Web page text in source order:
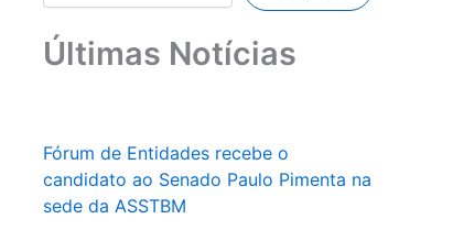
Últimas Notícias
Fórum de Entidades recebe o
candidato ao Senado Paulo Pimenta na
sede da ASSTBM